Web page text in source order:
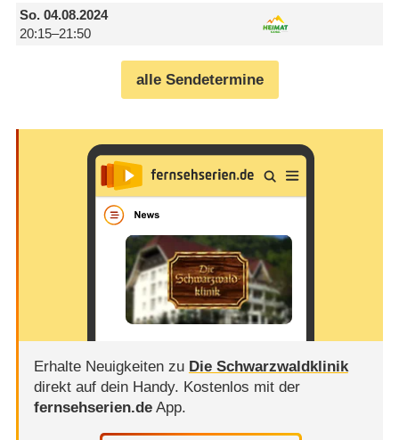
So.04.08.2024
20:15–21:50
alle Sendetermine
Erhalte Neuigkeiten zu Die Schwarzwaldklinik
direkt auf dein Handy. Kostenlos mit der
fernsehserien.deApp.